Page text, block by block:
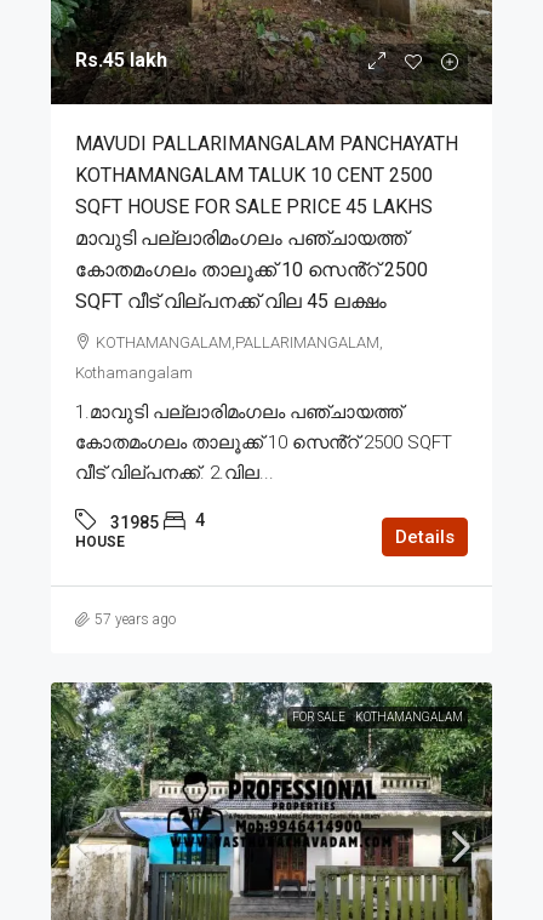
Rs.45 lakh
MAVUDI PALLARIMANGALAM PANCHAYATH
KOTHAMANGALAM TALUK 10 CENT 2500
SQFT HOUSE FOR SALE PRICE 45 LAKHS
മാവുടി പല്ലാരിമംഗലം പഞ്ചായത്ത്
കോതമംഗലം താലൂക്ക് 10 സെൻ്റ് 2500
SQFT വീട് വില്പനക്ക് വില 45 ലക്ഷം
KOTHAMANGALAM,PALLARIMANGALAM,
Kothamangalam
1.മാവുടി പല്ലാരിമംഗലം പഞ്ചായത്ത്
കോതമംഗലം താലൂക്ക് 10 സെൻ്റ് 2500 SQFT
വീട് വില്പനക്ക്. 2.വില...
31985 4
HOUSE Details
57 years ago
FOR SALE KOTHAMANGALAM